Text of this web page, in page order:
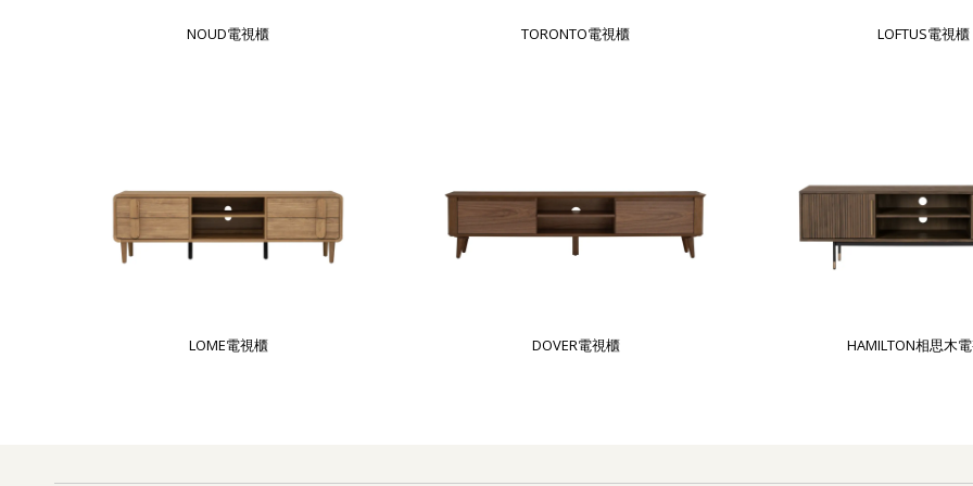
NOUD電視櫃 TORONTO電視櫃 LOFTUS電視櫃
LOME電視櫃 DOVER電視櫃 HAMILTON相思木